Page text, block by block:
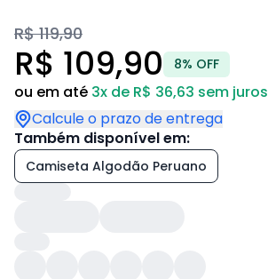
R$ 119,90
R$ 109,90 8% OFF
ou em até 3x de R$ 36,63 sem juros
Calcule o prazo de entrega
Também disponível em:
Camiseta Algodão Peruano